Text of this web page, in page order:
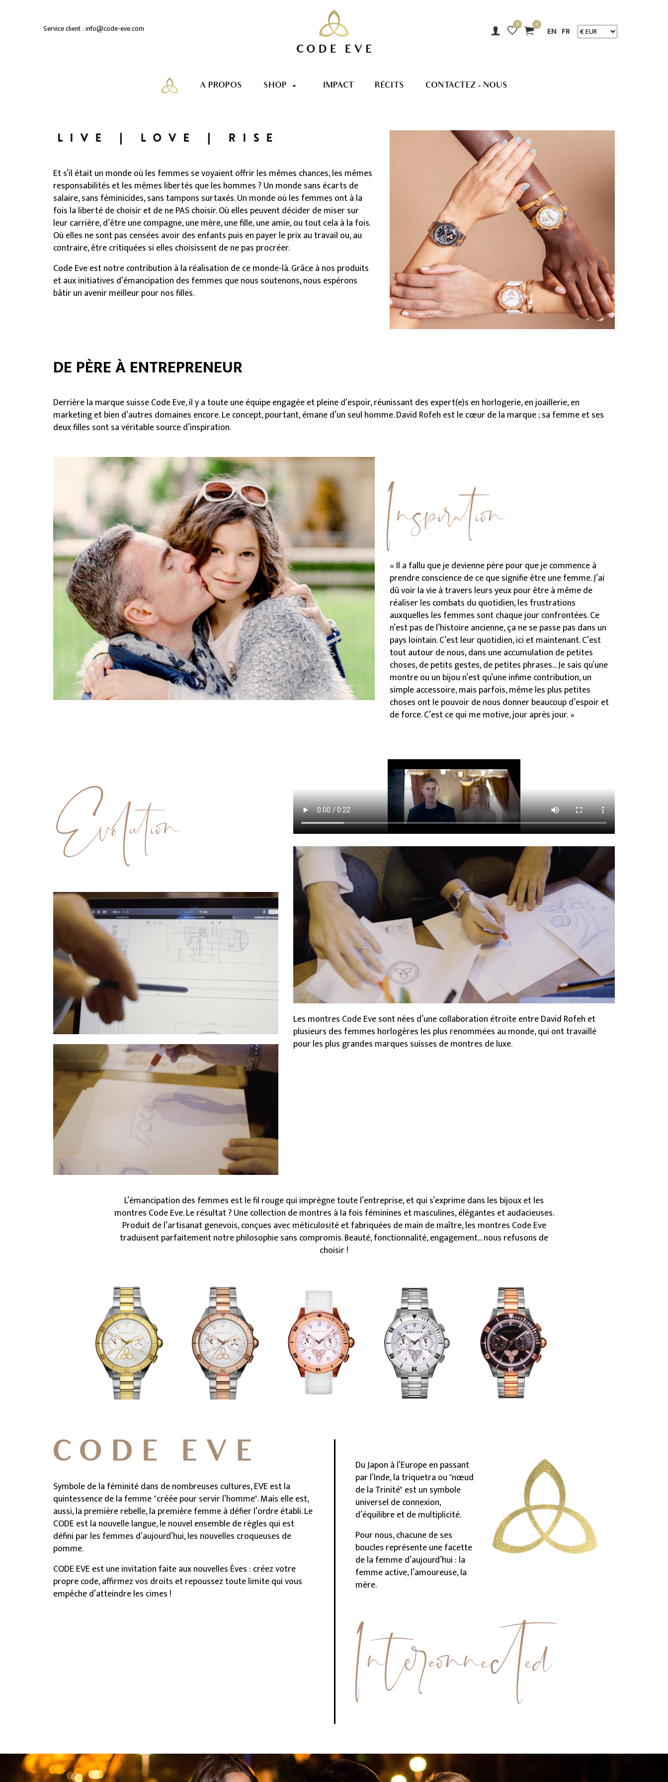
Service client :info@code-eve.com EN FR
0
0
A PROPOS SHOP arrow_drop_down IMPACT RÉCITS CONTACTEZ - NOUS
Et s’il était un monde où les femmes se voyaient offrir les mêmes chances, les mêmes
responsabilités et les mêmes libertés que les hommes ? Un monde sans écarts de
salaire, sans féminicides, sans tampons surtaxés. Un monde où les femmes ont à la
fois la liberté de choisir et de ne PAS choisir. Où elles peuvent décider de miser sur
leur carrière, d’être une compagne, une mère, une fille, une amie, ou tout cela à la fois.
Où elles ne sont pas censées avoir des enfants puis en payer le prix au travail ou, au
contraire, être critiquées si elles choisissent de ne pas procréer.
Code Eve est notre contribution à la réalisation de ce monde-là. Grâce à nos produits
et aux initiatives d’émancipation des femmes que nous soutenons, nous espérons
bâtir un avenir meilleur pour nos filles.
DE PÈRE À ENTREPRENEUR
Derrière la marque suisse Code Eve, il y a toute une équipe engagée et pleine d’espoir, réunissant des expert(e)s en horlogerie, en joaillerie, en
marketing et bien d’autres domaines encore. Le concept, pourtant, émane d’un seul homme. David Rofeh est le cœur de la marque ; sa femme et ses
deux filles sont sa véritable source d’inspiration.
« Il a fallu que je devienne père pour que je commence à
prendre conscience de ce que signifie être une femme. J’ai
dû voir la vie à travers leurs yeux pour être à même de
réaliser les combats du quotidien, les frustrations
auxquelles les femmes sont chaque jour confrontées. Ce
n’est pas de l’histoire ancienne, ça ne se passe pas dans un
pays lointain. C’est leur quotidien, ici et maintenant. C’est
tout autour de nous, dans une accumulation de petites
choses, de petits gestes, de petites phrases... Je sais qu’une
montre ou un bijou n’est qu’une infime contribution, un
simple accessoire, mais parfois, même les plus petites
choses ont le pouvoir de nous donner beaucoup d’espoir et
de force. C’est ce qui me motive, jour après jour. »
Les montres Code Eve sont nées d’une collaboration étroite entre David Rofeh et
plusieurs des femmes horlogères les plus renommées au monde, qui ont travaillé
pour les plus grandes marques suisses de montres de luxe.
L’émancipation des femmes est le fil rouge qui imprègne toute l’entreprise, et qui s’exprime dans les bijoux et les
montres Code Eve. Le résultat ? Une collection de montres à la fois féminines et masculines, élégantes et audacieuses.
Produit de l’artisanat genevois, conçues avec méticulosité et fabriquées de main de maître, les montres Code Eve
traduisent parfaitement notre philosophie sans compromis. Beauté, fonctionnalité, engagement... nous refusons de
choisir !
Symbole de la féminité dans de nombreuses cultures, EVE est la
quintessence de la femme "créée pour servir l’homme". Mais elle est,
aussi, la première rebelle, la première femme à défier l’ordre établi. Le
CODE est la nouvelle langue, le nouvel ensemble de règles qui est
défini par les femmes d’aujourd’hui, les nouvelles croqueuses de
pomme.
CODE EVE est une invitation faite aux nouvelles Èves : créez votre
propre code, affirmez vos droits et repoussez toute limite qui vous
empêche d’atteindre les cimes !
Du Japon à l’Europe en passant
par l’Inde, la triquetra ou "nœud
de la Trinité" est un symbole
universel de connexion,
d’équilibre et de multiplicité.
Pour nous, chacune de ses
boucles représente une facette
de la femme d’aujourd’hui : la
femme active, l’amoureuse, la
mère.